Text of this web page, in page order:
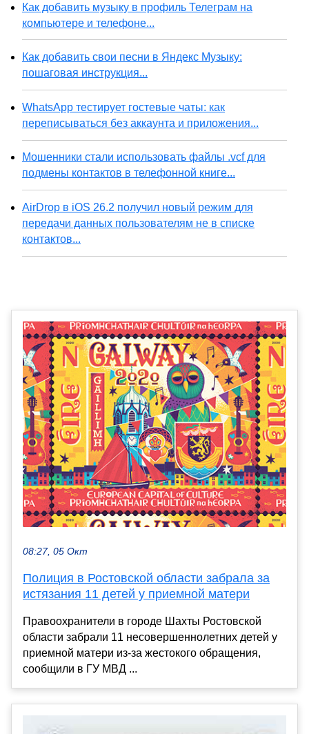
Как добавить музыку в профиль Телеграм на
компьютере и телефоне...
Как добавить свои песни в Яндекс Музыку:
пошаговая инструкция...
WhatsApp тестирует гостевые чаты: как
переписываться без аккаунта и приложения...
Мошенники стали использовать файлы .vcf для
подмены контактов в телефонной книге...
AirDrop в iOS 26.2 получил новый режим для
передачи данных пользователям не в списке
контактов...
08:27, 05 Окт
Полиция в Ростовской области забрала за
истязания 11 детей у приемной матери
Правоохранители в городе Шахты Ростовской
области забрали 11 несовершеннолетних детей у
приемной матери из-за жестокого обращения,
сообщили в ГУ МВД ...